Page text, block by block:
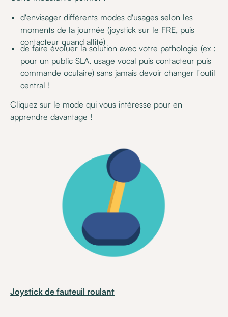
d'envisager différents modes d'usages selon les
moments de la journée (joystick sur le FRE, puis
contacteur quand allité)
de faire évoluer la solution avec votre pathologie (ex :
pour un public SLA, usage vocal puis contacteur puis
commande oculaire) sans jamais devoir changer l'outil
central !
Cliquez sur le mode qui vous intéresse pour en
apprendre davantage !
Joystick de fauteuil roulant